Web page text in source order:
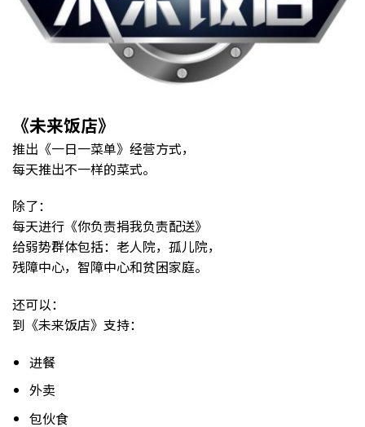
《未来饭店》
推出《一日一菜单》经营方式，
每天推出不一样的菜式。
除了：
每天进行《你负责捐我负责配送》
给弱势群体包括：老人院，孤儿院，
残障中心，智障中心和贫困家庭。
还可以：
到《未来饭店》支持：
进餐
外卖
包伙食